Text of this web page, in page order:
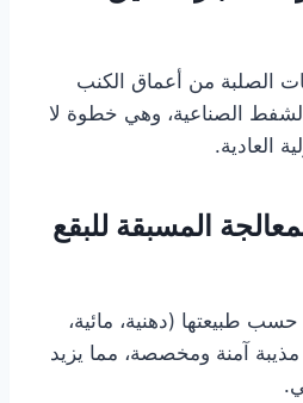
الصلبة من أعماق الكنب
الصناعية، وهي خطوة لا
العادية.
المسبقة للبقع
طبيعتها (دهنية، مائية،
آمنة ومخصصة، مما يزيد